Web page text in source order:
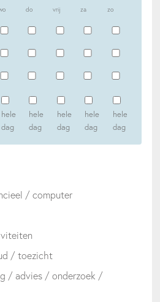
do vrij za zo
hele
dag
hele
dag
hele
dag
hele
dag
hele
dag
/ computer
/ toezicht
/ advies / onderzoek /